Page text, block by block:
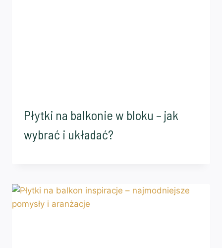
Płytki na balkonie w bloku – jak
wybrać i układać?